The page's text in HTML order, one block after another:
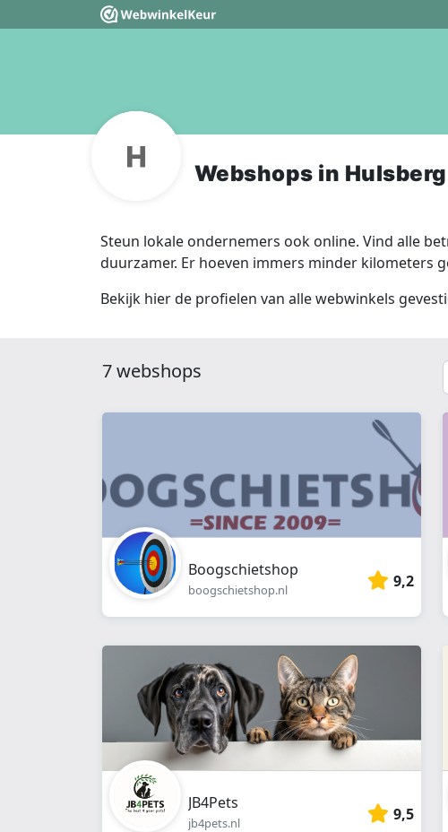
Webshops in Hulsberg
Steun lokale ondernemers ook online. Vind alle
duurzamer. Er hoeven immers minder kilometers
Bekijk hier de profielen van alle webwinkels
7 webshops
Boogschietshop
boogschietshop.nl 9,2
JB4Pets
jb4pets.nl 9,5